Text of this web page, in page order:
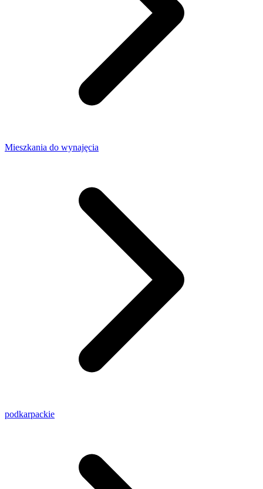
Mieszkania do wynajęcia
podkarpackie